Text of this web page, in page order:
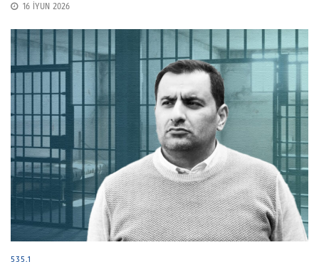
16 İYUN 2026
535.1